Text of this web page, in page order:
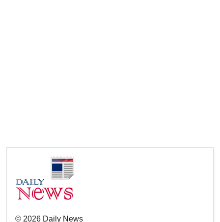
© 2026 Daily News